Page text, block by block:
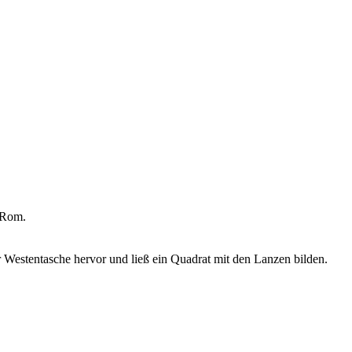
hervor und ließ ein Quadrat mit den Lanzen bilden.